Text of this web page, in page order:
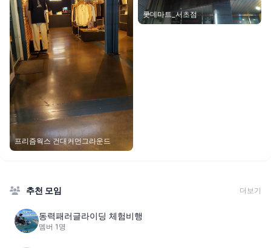
프리즘웍스 건대커먼그라운드
롯데마트_서초점
추천 모임 더보기
동력패러글라이딩 체험비행
멤버 1명